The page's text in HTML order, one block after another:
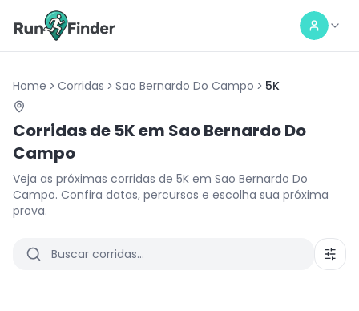
Home Corridas Sao Bernardo Do Campo 5K
Corridas de 5Kem Sao Bernardo Do
Campo
Veja as próximas corridas de 5K em Sao Bernardo Do
Campo. Confira datas, percursos e escolha sua próxima
prova.